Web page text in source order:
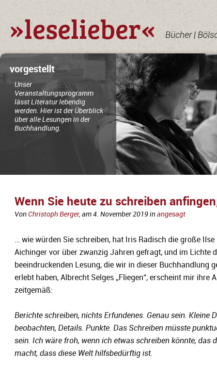
»leselieber« Bücher |
vorgestellt
Unser
Veranstaltungsprogramm
lässt Literatur lebendig
werden. Hier ist der Überblick
über alle Lesungen in der
Buchhandlung.
Wenn Sie heute zu schreiben
VonChristoph Berger, am4. November 2019inangesagt
… wie würden Sie schreiben, hat Iris Radisch die große Ilse
Aichinger vor über zwanzig Jahren gefragt, und im Lichte
beeindruckenden Lesung, die wir in dieser Buchhandlung
erlebt haben, Albrecht Selges „Fliegen“, erscheint mir ihre
zeitgemäß:
Berichte schreiben, nichts Erfundenes. Genau sein. Kleine
beobachten, Details. Punkte. Das Schreiben müsste
sein. Ich wäre froh, wenn ich etwas schreiben könnte, das
macht, dass diese Welt hilfsbedürftig ist.